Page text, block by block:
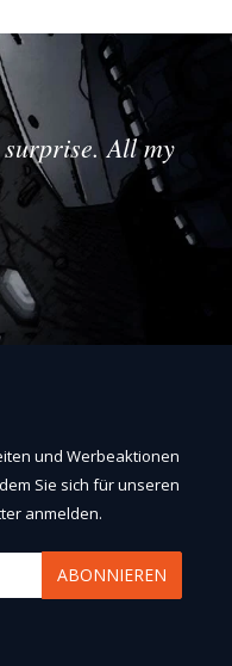
All my
und Werbeaktionen
Sie sich für unseren
anmelden.
ABONNIEREN